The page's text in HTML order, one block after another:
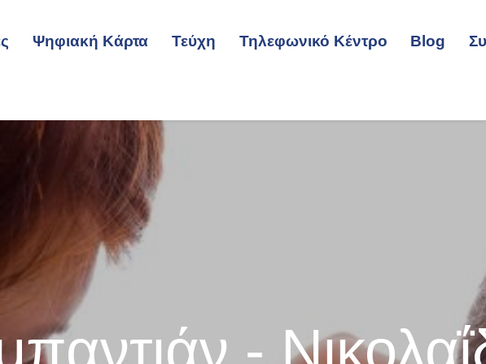
Ψηφιακή Κάρτα Τεύχη Τηλεφωνικό Κέντρο Blog
-